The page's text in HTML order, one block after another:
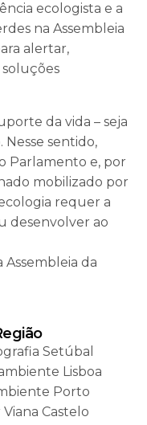
ecologista e a
na Assembleia
alertar,
da vida – seja
sentido,
Parlamento e, por
mobilizado por
requer a
desenvolver ao
Assembleia da
Setúbal
Lisboa
Porto
Castelo